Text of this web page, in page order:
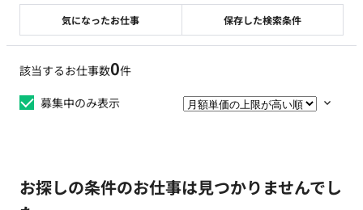
該当するお仕事数0件
募集中のみ表示
お探しの条件のお仕事は見つかりませんでし
気になったお仕事 保存した検索条件